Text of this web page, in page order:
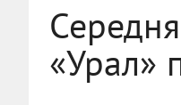
«Урал»